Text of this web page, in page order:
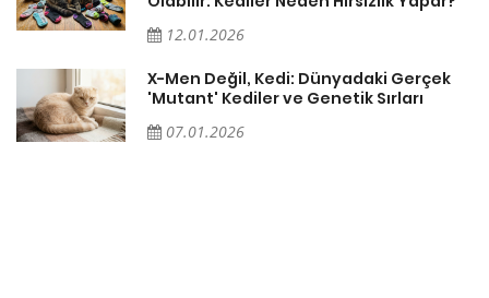
12.01.2026
X-Men Değil, Kedi: Dünyadaki Gerçek
'Mutant' Kediler ve Genetik Sırları
07.01.2026